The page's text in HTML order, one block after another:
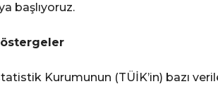
başlıyoruz.
Kurumunun (TÜİK’in) bazı